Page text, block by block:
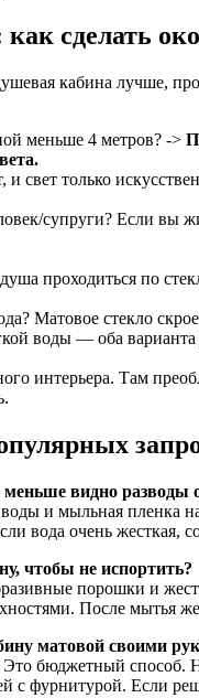
сделать
кабина лучше,
меньше 4 метров? ->
свет только
супруги? Если вы
проходиться по
Матовое стекло
воды — оба
интерьера. Там
меньше видно разводы
и мыльная пленка
вода очень жесткая,
чтобы не испортить?
порошки и
После мытья
матовой своими
бюджетный способ.
с фурнитурой. Если